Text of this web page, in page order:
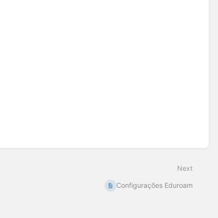
Next
Configurações Eduroam